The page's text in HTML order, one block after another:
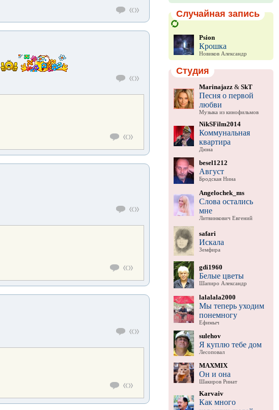
Случайная запись
Psion
Крошка
Новиков Александр
Студия
Marinajazz& SkT
Песня о первой
любви
Музыка из кинофильмов
NikSFilm2014
Коммунальная
квартира
Дюна
besel1212
Август
Бродская Нина
Angelochek_ms
Слова остались
мне
Литвинкович Евгений
safari
Искала
Земфира
gdi1960
Белые цветы
Шапиро Александр
lalalala2000
Мы теперь уходим
понемногу
Ефимыч
sulehov
Я куплю тебе дом
Лесоповал
MAXMIX
Он и она
Шакиров Ринат
Karvaiv
Как много